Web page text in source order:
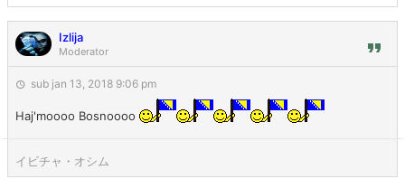
Izlija
Moderator
sub jan 13, 2018 9:06 pm
Haj'moooo Bosnoooo
イビチャ・オシム